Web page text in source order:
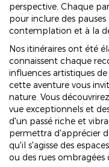
perspective. Chaque
pour inclure des
contemplation et à la
Nos itinéraires ont été
connaissent chaque
influences artistiques
cette aventure vous
nature. Vous
vue exceptionnels et
d'un passé riche et
permettra d'apprécier
qu'il s'agisse des
ou des rues ombragées